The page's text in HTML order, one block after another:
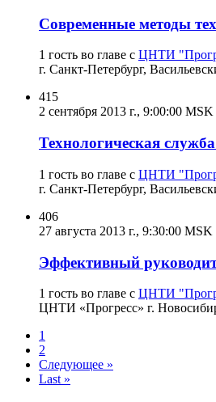
Современные методы
1 гость во главе с ЦНТИ
г. Санкт-Петербург,
415
2 сентября 2013 г., 9:00:00 MSK
Технологическая
1 гость во главе с ЦНТИ
г. Санкт-Петербург,
406
27 августа 2013 г., 9:30:00 MSK
Эффективный
1 гость во главе с ЦНТИ
ЦНТИ «Прогресс» г.
1
2
Следующее »
Last »